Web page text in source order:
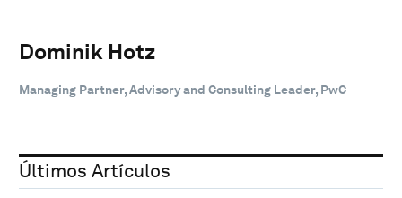
Dominik Hotz
Managing Partner, Advisory and Consulting Leader, PwC
Últimos Artículos